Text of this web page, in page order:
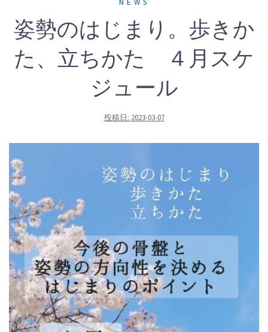
NEWS
姿勢のはじまり。歩きか
た、立ちかた ４月スケ
ジュール
投稿日: 2023-03-07